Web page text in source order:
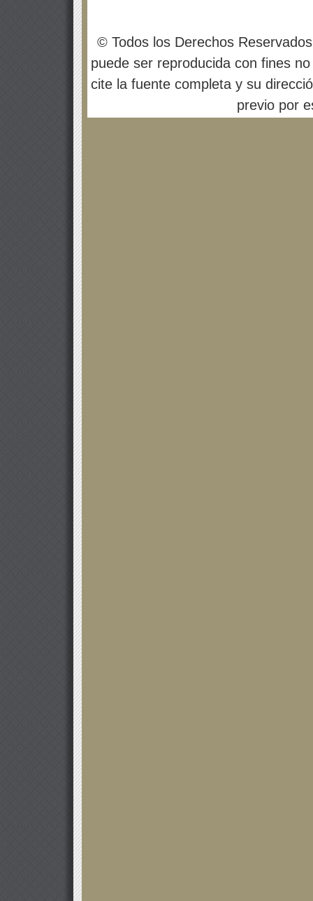
© Todos los Derechos
puede ser reproducida con fines
cite la fuente completa y su
previo por